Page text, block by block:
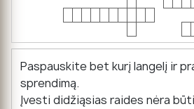
Paspauskite bet kurį langelį ir
sprendimą.
Įvesti didžiąsias raides nėra